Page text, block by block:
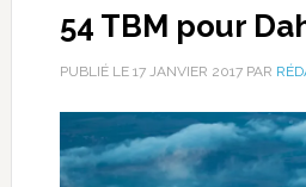
54 TBM pour
PUBLIÉ LE 17 JANVIER 2017PAR